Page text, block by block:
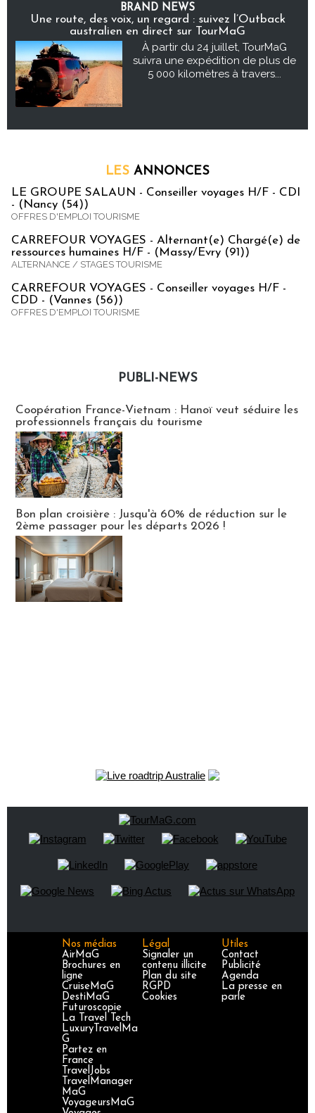
BRAND NEWS
Une route, des voix, un regard : suivez l’Outback
australien en direct sur TourMaG
À partir du 24 juillet, TourMaG
suivra une expédition de plus de
5 000 kilomètres à travers...
LES ANNONCES
LE GROUPE SALAUN - Conseiller voyages H/F - CDI
- (Nancy (54))
OFFRES D'EMPLOI TOURISME
CARREFOUR VOYAGES - Alternant(e) Chargé(e) de
ressources humaines H/F - (Massy/Evry (91))
ALTERNANCE / STAGES TOURISME
CARREFOUR VOYAGES - Conseiller voyages H/F -
CDD - (Vannes (56))
OFFRES D'EMPLOI TOURISME
PUBLI-NEWS
Coopération France-Vietnam : Hanoï veut séduire les
professionnels français du tourisme
Bon plan croisière : Jusqu'à 60% de réduction sur le
2ème passager pour les départs 2026 !
Nos médias
AirMaG
Brochures en
ligne
CruiseMaG
DestiMaG
Futuroscopie
La Travel Tech
LuxuryTravelMa
G
Partez en
France
TravelJobs
TravelManager
MaG
VoyageursMaG
Légal
Signaler un
contenu illicite
Plan du site
RGPD
Cookies
Utiles
Contact
Publicité
Agenda
La presse en
parle